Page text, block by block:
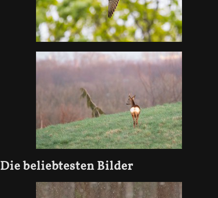
Die beliebtesten Bilder